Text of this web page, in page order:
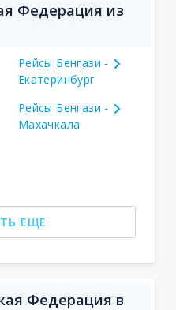
Федерация из
Рейсы Бенгази -
Екатеринбург
Рейсы Бенгази -
Махачкала
ЕЩЕ
Федерация в